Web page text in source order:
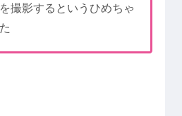
撮影するというひめちゃ